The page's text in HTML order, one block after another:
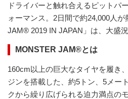
ドライバーと触れ合えるピットパ
ォーマンス。2日間で約24,000人
JAM® 2019 IN JAPAN」は、大盛
MONSTER JAM®とは
160cm以上の巨大なタイヤを履き
ジンを搭載した、約5トン、5メー
クから繰り広げられる迫力満点の